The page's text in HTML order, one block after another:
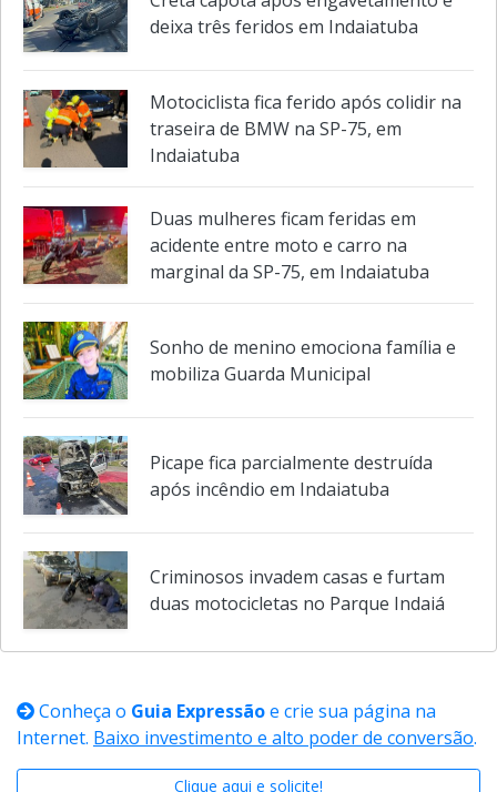
Creta capota após engavetamento e
Motociclista fica ferido após colidir na
traseira de BMW na SP-75, em
Duas mulheres ficam feridas em
acidente entre moto e carro na
marginal da SP-75, em Indaiatuba
Sonho de menino emociona família e
mobiliza Guarda Municipal
Picape fica parcialmente destruída
após incêndio em Indaiatuba
Criminosos invadem casas e furtam
duas motocicletas no Parque Indaiá
Conheça oGuia Expressãoe crie sua página na
Baixo investimento e alto poder de conversão